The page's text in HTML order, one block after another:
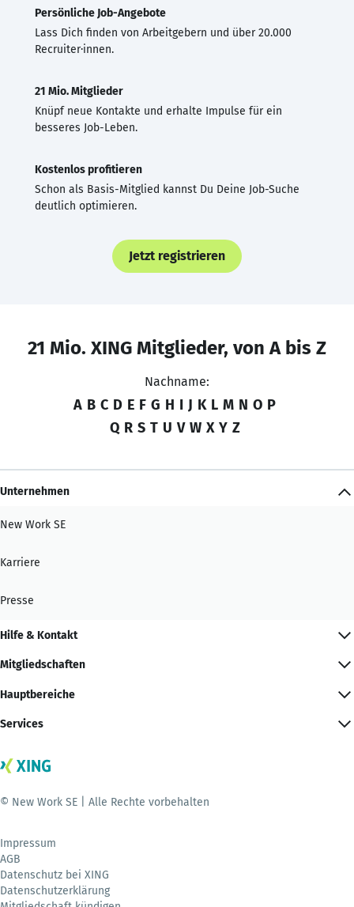
Persönliche Job-Angebote
Lass Dich finden von Arbeitgebern und über 20.000
Recruiter·innen.
21 Mio. Mitglieder
Knüpf neue Kontakte und erhalte Impulse für ein
besseres Job-Leben.
Kostenlos profitieren
Schon als Basis-Mitglied kannst Du Deine Job-Suche
deutlich optimieren.
Jetzt registrieren
21 Mio. XING Mitglieder, von A bis Z
Nachname:
A B C D E F G H I J K L M N O P
Q R S T U V W X Y Z
Unternehmen
New Work SE
Karriere
Presse
Hilfe & Kontakt
Mitgliedschaften
Hauptbereiche
Services
© New Work SE | Alle Rechte vorbehalten
Impressum
AGB
Datenschutz bei XING
Datenschutzerklärung